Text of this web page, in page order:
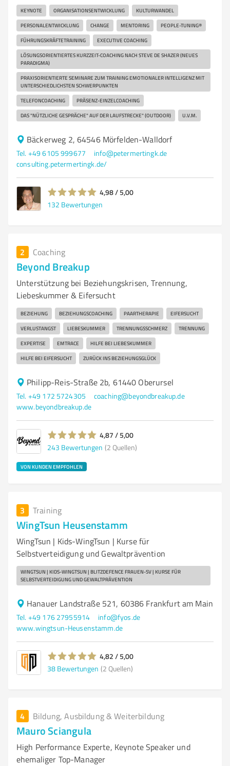
KEYNOTE ORGANISATIONSENTWICKLUNG KULTURWANDEL
PERSONALENTWICKLUNG CHANGE MENTORING PEOPLE-TUNING®
FÜHRUNGSKRÄFTETRAINING EXECUTIVE COACHING
LÖSUNGSORIENTIERTES KURZZEIT-COACHING NACH STEVE DE SHAZER (NEUES
PARADIGMA)
PRAXISORIENTIERTE SEMINARE ZUM TRAINING EMOTIONALER INTELLIGENZ MIT
UNTERSCHIEDLICHSTEN SCHWERPUNKTEN
TELEFONCOACHING PRÄSENZ-EINZELCOACHING
DAS "NÜTZLICHE GESPRÄCHE" AUF DER LAUFSTRECKE" (OUTDOOR) U.V.M.
Bäckerweg 2, 64546 Mörfelden-Walldorf
Tel. +49 6105 999677
info@petermertingk.de
consulting.petermertingk.de/
4,98 / 5,00
132 Bewertungen
2 Coaching
Beyond Breakup
Unterstützung bei Beziehungskrisen, Trennung,
Liebeskummer & Eifersucht
BEZIEHUNG BEZIEHUNGSCOACHING PAARTHERAPIE EIFERSUCHT
VERLUSTANGST LIEBESKUMMER TRENNUNGSSCHMERZ TRENNUNG
EXPERTISE EMTRACE HILFE BEI LIEBESKUMMER
HILFE BEI EIFERSUCHT ZURÜCK INS BEZIEHUNGSGLÜCK
Philipp-Reis-Straße 2b, 61440 Oberursel
Tel. +49 172 5724305
coaching@beyondbreakup.de
www.beyondbreakup.de
4,87 / 5,00
243 Bewertungen (2 Quellen)
VON KUNDEN EMPFOHLEN
3 Training
WingTsun Heusenstamm
WingTsun | Kids-WingTsun | Kurse für
Selbstverteidigung und Gewaltprävention
WINGTSUN | KIDS-WINGTSUN | BLITZDEFENCE FRAUEN-SV | KURSE FÜR
SELBSTVERTEIDIGUNG UND GEWALTPRÄVENTION
Hanauer Landstraße 521, 60386 Frankfurt am Main
Tel. +49 176 27955914
info@fyos.de
www.wingtsun-Heusenstamm.de
4,82 / 5,00
38 Bewertungen (2 Quellen)
4 Bildung, Ausbildung & Weiterbildung
Mauro Sciangula
High Performance Experte, Keynote Speaker und
ehemaliger Top-Manager